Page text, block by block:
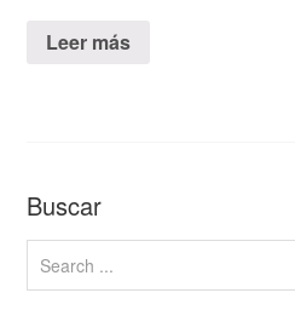
Leer más
Buscar